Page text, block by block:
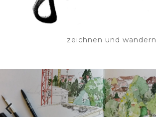
zeichnen und wandern